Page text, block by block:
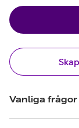
Öppnar
Vanliga frågor